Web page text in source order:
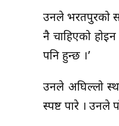
उनले भरतपुरको
नै चाहिएको
पनि हुन्छ ।’
उनले अघिल्लो
स्पष्ट पारे ।